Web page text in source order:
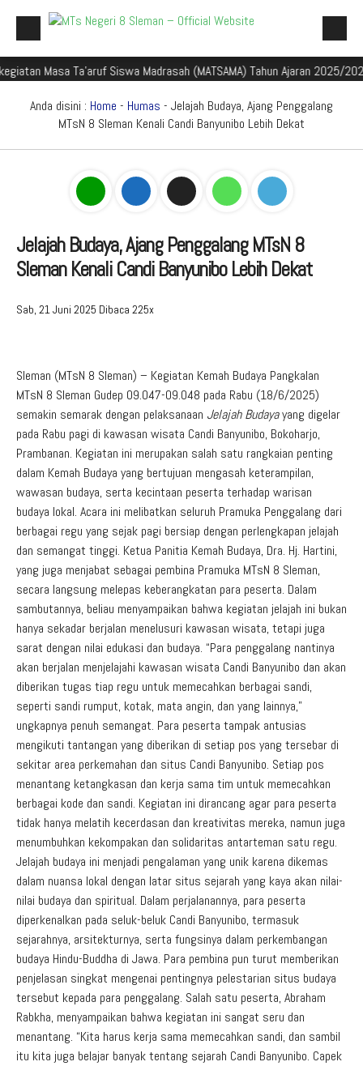
Beranda
Profil Madrasah
Aplikasi Madrasah
PMBM
Perpustakaan Madyadesta
Ta'aruf Siswa Madrasah (MATSAMA) Tahun Ajaran 2025/2026
Anda disini : Home - Humas - Jelajah Budaya, Ajang Penggalang
MTsN 8 Sleman Kenali Candi Banyunibo Lebih Dekat
Jelajah Budaya, Ajang Penggalang MTsN 8
Sleman Kenali Candi Banyunibo Lebih Dekat
Sab, 21 Juni 2025 Dibaca 225x
Sleman (MTsN 8 Sleman) – Kegiatan Kemah Budaya Pangkalan
MTsN 8 Sleman Gudep 09.047-09.048 pada Rabu (18/6/2025)
semakin semarak dengan pelaksanaan Jelajah Budayayang digelar
pada Rabu pagi di kawasan wisata Candi Banyunibo, Bokoharjo,
Prambanan. Kegiatan ini merupakan salah satu rangkaian penting
dalam Kemah Budaya yang bertujuan mengasah keterampilan,
wawasan budaya, serta kecintaan peserta terhadap warisan
budaya lokal. Acara ini melibatkan seluruh Pramuka Penggalang dari
berbagai regu yang sejak pagi bersiap dengan perlengkapan jelajah
dan semangat tinggi. Ketua Panitia Kemah Budaya, Dra. Hj. Hartini,
yang juga menjabat sebagai pembina Pramuka MTsN 8 Sleman,
secara langsung melepas keberangkatan para peserta. Dalam
sambutannya, beliau menyampaikan bahwa kegiatan jelajah ini bukan
hanya sekadar berjalan menelusuri kawasan wisata, tetapi juga
sarat dengan nilai edukasi dan budaya. “Para penggalang nantinya
akan berjalan menjelajahi kawasan wisata Candi Banyunibo dan akan
diberikan tugas tiap regu untuk memecahkan berbagai sandi,
seperti sandi rumput, kotak, mata angin, dan yang lainnya,”
ungkapnya penuh semangat. Para peserta tampak antusias
mengikuti tantangan yang diberikan di setiap pos yang tersebar di
sekitar area perkemahan dan situs Candi Banyunibo. Setiap pos
menantang ketangkasan dan kerja sama tim untuk memecahkan
berbagai kode dan sandi. Kegiatan ini dirancang agar para peserta
tidak hanya melatih kecerdasan dan kreativitas mereka, namun juga
menumbuhkan kekompakan dan solidaritas antarteman satu regu.
Jelajah budaya ini menjadi pengalaman yang unik karena dikemas
dalam nuansa lokal dengan latar situs sejarah yang kaya akan nilai-
nilai budaya dan spiritual. Dalam perjalanannya, para peserta
diperkenalkan pada seluk-beluk Candi Banyunibo, termasuk
sejarahnya, arsitekturnya, serta fungsinya dalam perkembangan
budaya Hindu-Buddha di Jawa. Para pembina pun turut memberikan
penjelasan singkat mengenai pentingnya pelestarian situs budaya
tersebut kepada para penggalang. Salah satu peserta, Abraham
Rabkha, menyampaikan bahwa kegiatan ini sangat seru dan
menantang. “Kita harus kerja sama memecahkan sandi, dan sambil
itu kita juga belajar banyak tentang sejarah Candi Banyunibo. Capek